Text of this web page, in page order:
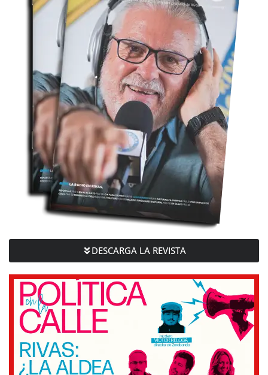
DESCARGA LA REVISTA